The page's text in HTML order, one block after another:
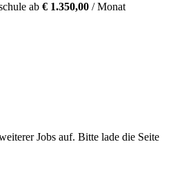
ab € 1.350,00 / Monat
Jobs auf. Bitte lade die Seite